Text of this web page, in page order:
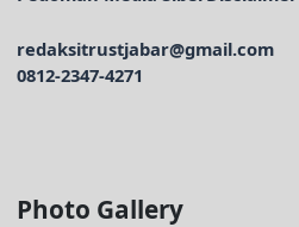
redaksitrustjabar@gmail.com
0812-2347-4271
Photo Gallery